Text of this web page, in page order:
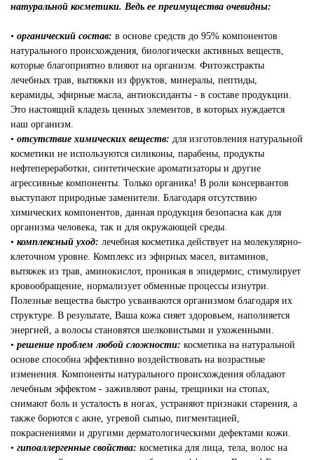
натуральной косметики. Ведь ее преимущества очевидны:
• органический состав: в основе средств до 95% компонентов
натурального происхождения, биологически активных веществ,
которые благоприятно влияют на организм. Фитоэкстракты
лечебных трав, вытяжки из фруктов, минералы, пептиды,
керамиды, эфирные масла, антиоксиданты - в составе продукции.
Это настоящий кладезь ценных элементов, в которых нуждается
наш организм.
• отсутствие химических веществ: для изготовления натуральной
косметики не используются силиконы, парабены, продукты
нефтепереработки, синтетические ароматизаторы и другие
агрессивные компоненты. Только органика! В роли консервантов
выступают природные заменители. Благодаря отсутствию
химических компонентов, данная продукция безопасна как для
организма человека, так и для окружающей среды.
• комплексный уход: лечебная косметика действует на молекулярно-
клеточном уровне. Комплекс из эфирных масел, витаминов,
вытяжек из трав, аминокислот, проникая в эпидермис, стимулирует
кровообращение, нормализует обменные процессы изнутри.
Полезные вещества быстро усваиваются организмом благодаря их
структуре. В результате, Ваша кожа сияет здоровьем, наполняется
энергией, а волосы становятся шелковистыми и ухоженными.
• решение проблем любой сложности: косметика на натуральной
основе способна эффективно воздействовать на возрастные
изменения. Компоненты натурального происхождения обладают
лечебным эффектом - заживляют раны, трещинки на стопах,
снимают боль и усталость в ногах, устраняют признаки старения, а
также борются с акне, угревой сыпью, пигментацией,
покраснениями и другими дерматологическими дефектами кожи.
• гипоаллергенные свойства: косметика для лица, тела, волос на